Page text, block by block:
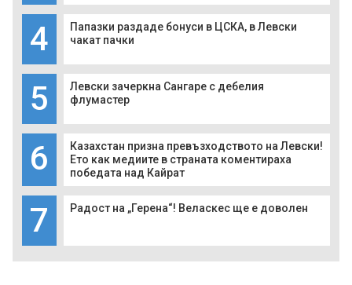
4
Папазки раздаде бонуси в ЦСКА, в Левски
чакат пачки
5
Левски зачеркна Сангаре с дебелия
флумастер
6
Казахстан призна превъзходството на Левски!
Ето как медиите в страната коментираха
победата над Кайрат
7 Радост на „Герена“! Веласкес ще е доволен